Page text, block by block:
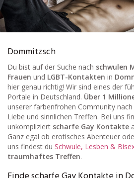
Dommitzsch
Du bist auf der Suche nach schwulen
Frauen und LGBT-Kontakten in
hier genau richtig! Wir sind eines der
Portale in Deutschland. Über 1
unserer farbenfrohen Community
Liebe und sinnlichen Treffen. Bei uns
unkompliziert scharfe Gay Kontakte
Ganz egal ob erotisches Abenteuer
uns findest du Schwule, Lesben &
traumhaftes Treffen.